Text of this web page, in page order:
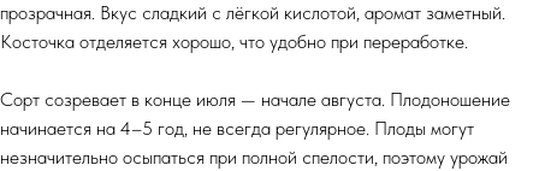
прозрачная. Вкус сладкий с лёгкой кислотой, аромат заметный.
Косточка отделяется хорошо, что удобно при переработке.
Сорт созревает в конце июля — начале августа. Плодоношение
начинается на 4–5 год, не всегда регулярное. Плоды могут
незначительно осыпаться при полной спелости, поэтому урожай